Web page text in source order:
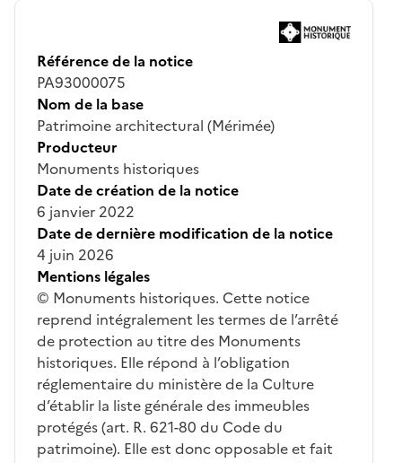
Référence de la notice
PA93000075
Nom de la base
Patrimoine architectural (Mérimée)
Producteur
Monuments historiques
Date de création de la notice
6 janvier 2022
Date de dernière modification de la notice
4 juin 2026
Mentions légales
© Monuments historiques. Cette notice
reprend intégralement les termes de l’arrêté
de protection au titre des Monuments
historiques. Elle répond à l’obligation
réglementaire du ministère de la Culture
d’établir la liste générale des immeubles
protégés (art. R. 621-80 du Code du
patrimoine). Elle est donc opposable et fait